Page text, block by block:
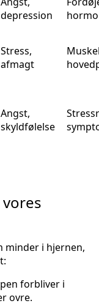
depression
Stress,
afmagt
Angst,
skyldfølelse
minder i hjernen,
forbliver i
ovre.